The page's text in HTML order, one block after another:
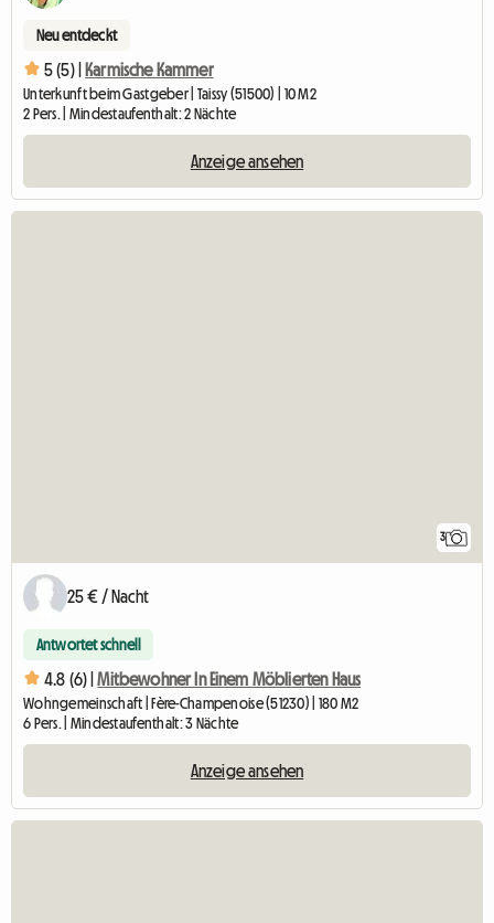
Neu entdeckt
5 (5) | Karmische Kammer
Unterkunft beim Gastgeber | Taissy (51500) | 10 M2
2 Pers. | Mindestaufenthalt: 2 Nächte
Anzeige ansehen
3
25 € / Nacht
Antwortet schnell
4.8 (6) | Mitbewohner In Einem Möblierten Haus
Wohngemeinschaft | Fère-Champenoise (51230) | 180 M2
6 Pers. | Mindestaufenthalt: 3 Nächte
Anzeige ansehen